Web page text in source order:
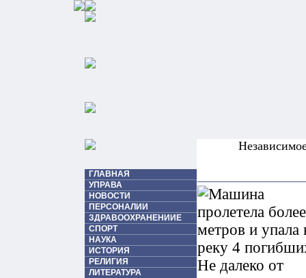
ГЛАВНАЯ
УПРАВА
НОВОСТИ
ПЕРСОНАЛИИ
ЗДРАВООХРАНЕНИИЕ
СПОРТ
НАУКА
ИСТОРИЯ
РЕЛИГИЯ
ЛИТЕРАТУРА